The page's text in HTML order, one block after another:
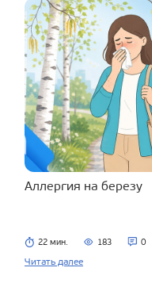
Аллергия на березу
22 мин. 183 0
Читать далее